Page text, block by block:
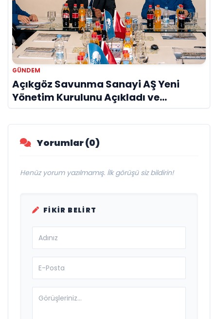
GÜNDEM
Açıkgöz Savunma Sanayi AŞ Yeni
Yönetim Kurulunu Açıkladı ve
Savunma Sanayinde Küresel Vizyon
Vurgusu
Yorumlar (0)
Henüz yorum yazılmamış. İlk görüşü siz bildirin!
FIKIR BELIRT